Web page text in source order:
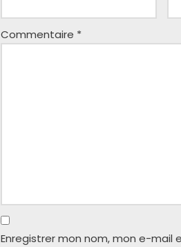
Commentaire *
Enregistrer mon nom, mon e-mail